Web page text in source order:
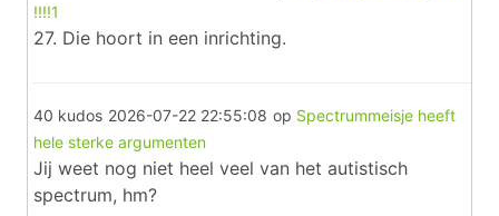
!!!!1
27. Die hoort in een inrichting.
40 kudos 2026-07-22 22:55:08 op Spectrummeisje heeft
hele sterke argumenten
Jij weet nog niet heel veel van het autistisch
spectrum, hm?